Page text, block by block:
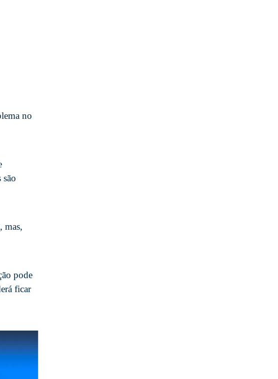
no
mas,
pode
ficar